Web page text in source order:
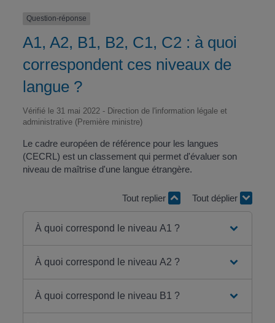
Question-réponse
A1, A2, B1, B2, C1, C2 : à quoi
correspondent ces niveaux de
langue ?
Vérifié le 31 mai 2022 - Direction de l'information légale et
administrative (Première ministre)
Le cadre européen de référence pour les langues
(CECRL) est un classement qui permet d'évaluer son
niveau de maîtrise d'une langue étrangère.
Tout replier Tout déplier
À quoi correspond le niveau A1 ?
À quoi correspond le niveau A2 ?
À quoi correspond le niveau B1 ?